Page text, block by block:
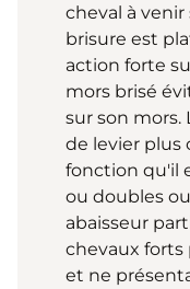
cheval à venir
brisure est
action forte
mors brisé
sur son mors.
de levier plus
fonction qu'il
ou doubles
abaisseur
chevaux
et ne